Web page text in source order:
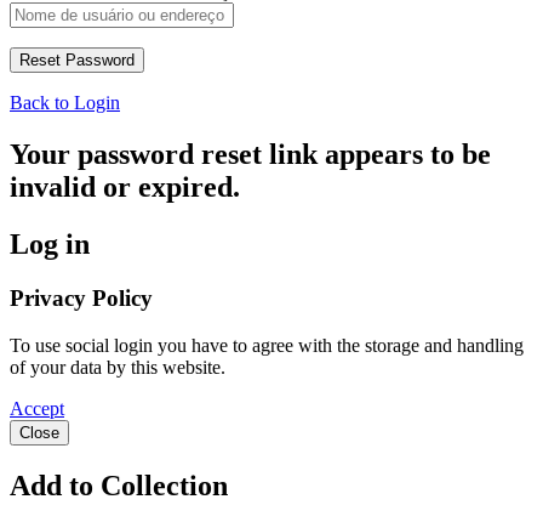
Back to Login
Your password reset link appears to be
invalid or expired.
Log in
Privacy Policy
To use social login you have to agree with the storage and handling
of your data by this website.
Accept
Close
Add to Collection